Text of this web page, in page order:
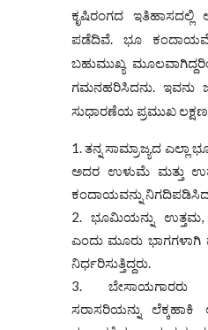
ಕೃಷಿರಂಗದ ಇತಿಹಾಸದಲ್ಲಿ
ಪಡೆದಿವೆ. ಭೂ
ಬಹುಮುಖ್ಯ
ಗಮನಹರಿಸಿದನು. ಇವನು
ಸುಧಾರಣೆಯ ಪ್ರಮುಖ
ತನ್ನ ಸಾಮ್ರಾಜ್ಯದ
ಅದರ ಉಳುಮೆ ಮತ್ತು
ಕಂದಾಯವನ್ನು
ಭೂಮಿಯನ್ನು ಉತ್ತಮ,
ಎಂದು ಮೂರು ಭಾಗಗಳಾಗಿ
ನಿರ್ಧರಿಸುತ್ತಿದ್ದರು.
ಸರಾಸರಿಯನ್ನು